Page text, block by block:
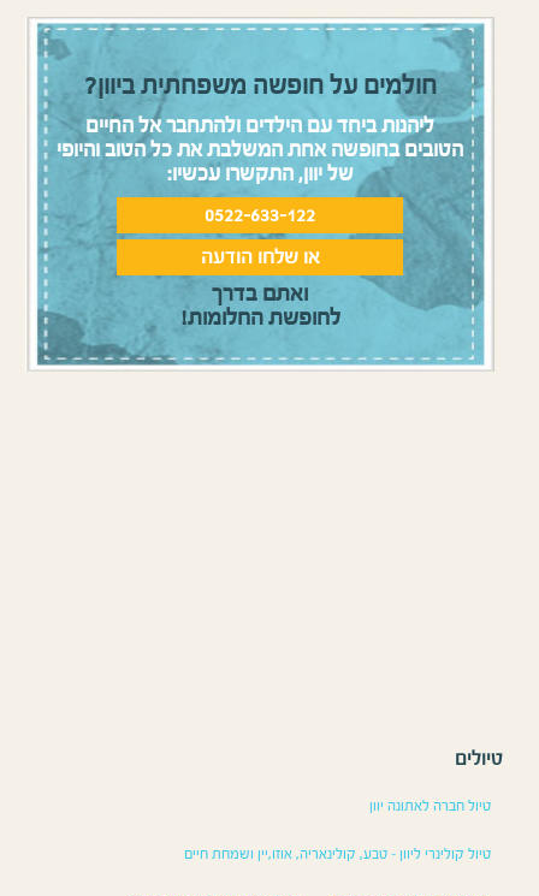
חולמים על חופשה משפחתית ביוון?
ליהנות ביחד עם הילדים ולהתחבר אל החיים
הטובים בחופשה אחת המשלבת את כל הטוב והיופי
של יוון, התקשרו עכשיו:
0522-633-122
או שלחו הודעה
ואתם בדרך
לחופשת החלומות!
טיולים
טיול חברה לאתונה יוון
טיול קולינרי ליוון – טבע, קולינאריה, אוזו,יין ושמחת חיים